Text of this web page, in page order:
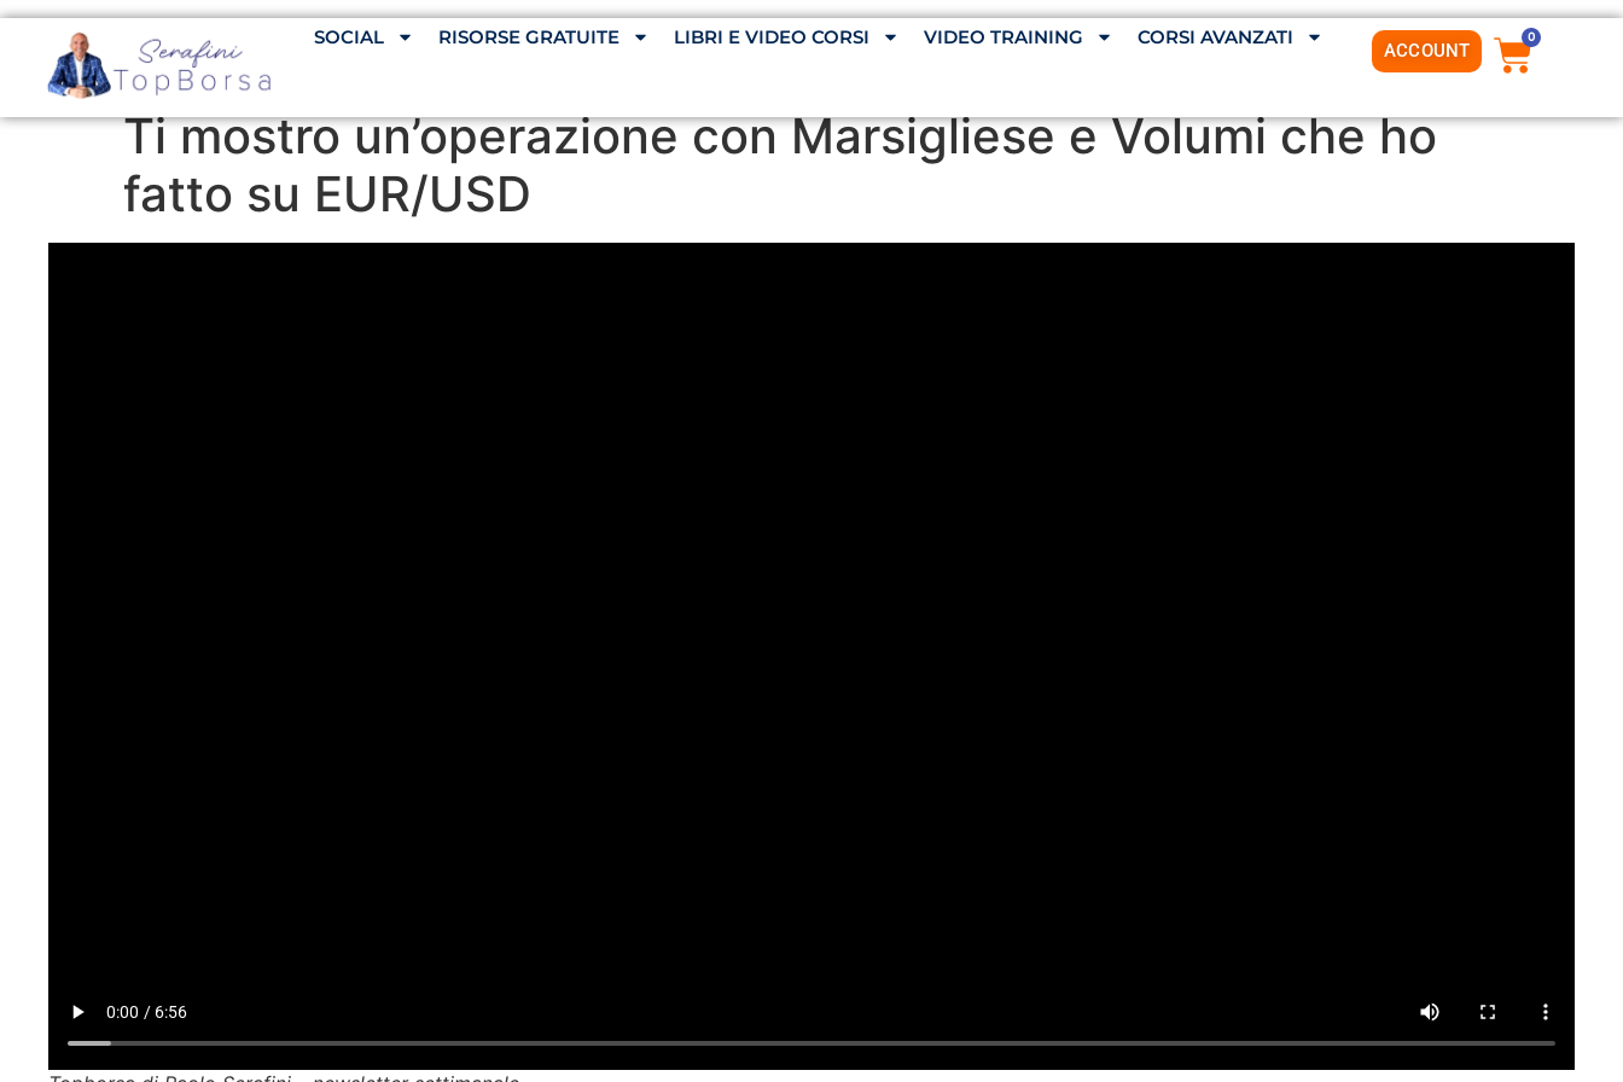
SOCIAL RISORSE GRATUITE LIBRI E VIDEO CORSI VIDEO TRAINING CORSI AVANZATI
ACCOUNT
0
Ti mostro un’operazione con Marsigliese e Volumi che ho
fatto su EUR/USD